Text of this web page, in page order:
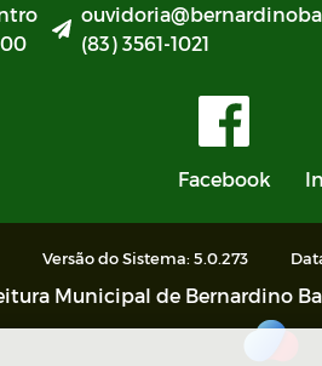
(83) 3561-1021
Facebook
Versão do Sistema: 5.0.273
Municipal de Bernardino